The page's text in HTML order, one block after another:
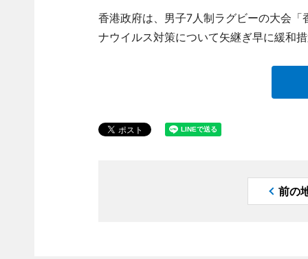
香港政府は、男子7人制ラグビーの大会
ナウイルス対策について矢継ぎ早に緩和
前の